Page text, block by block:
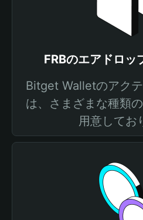
FRBのエアドロッ
Bitget Walletのアク
は、さまざまな種類
用意してお